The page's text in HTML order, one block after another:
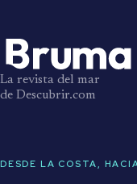
La revista del mar
de Descubrir.com
DESDE LA COSTA,